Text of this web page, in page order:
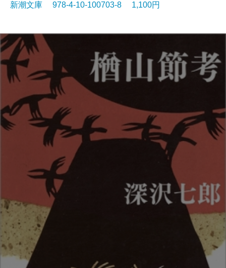
新潮文庫 978-4-10-100703-8 1,100円